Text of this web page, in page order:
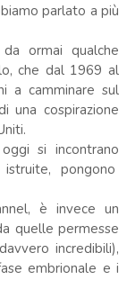
parlato a più
ormai qualche
che dal 1969 al
a camminare sul
una cospirazione
si incontrano
pongono
è invece un
quelle permesse
incredibili),
embrionale e i